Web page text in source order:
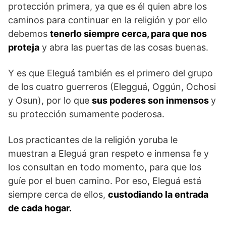
protección primera, ya que es él quien abre los
caminos para continuar en la religión y por ello
debemos tenerlo siempre cerca, para que nos
proteja y abra las puertas de las cosas buenas.
Y es que Eleguá también es el primero del grupo
de los cuatro guerreros (Elegguá, Oggún, Ochosi
y Osun), por lo que sus poderes son inmensosy
su protección sumamente poderosa.
Los practicantes de la religión yoruba le
muestran a Eleguá gran respeto e inmensa fe y
los consultan en todo momento, para que los
guíe por el buen camino. Por eso, Eleguá está
siempre cerca de ellos, custodiando la entrada
de cada hogar.